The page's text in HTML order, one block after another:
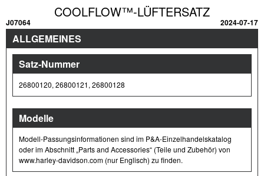
COOLFLOW™-LÜFTERSATZ
J07064 2024-07-17
ALLGEMEINES
Satz-Nummer
26800120, 26800121, 26800128
Modelle
Modell-Passungsinformationen sind im P&A-Einzelhandelskatalog
oder im Abschnitt „Parts and Accessories“ (Teile und Zubehör) von
www.harley-davidson.com (nur Englisch) zu finden.